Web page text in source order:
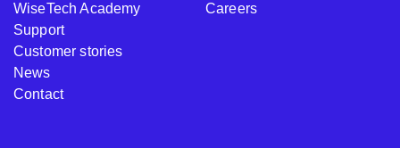
WiseTech Academy
Support
Customer stories
News
Contact
Careers